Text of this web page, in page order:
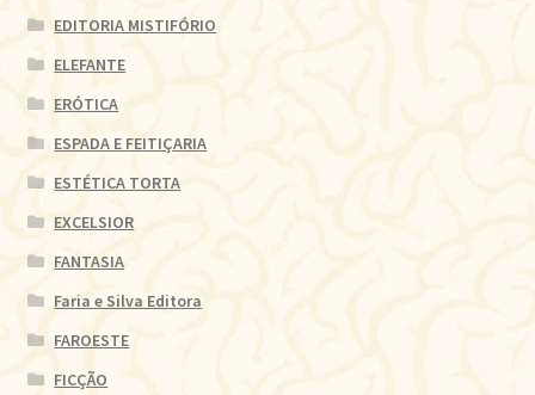
EDITORIA MISTIFÓRIO
ELEFANTE
ERÓTICA
ESPADA E FEITIÇARIA
ESTÉTICA TORTA
EXCELSIOR
FANTASIA
Faria e Silva Editora
FAROESTE
FICÇÃO